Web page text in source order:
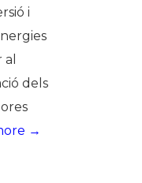
i
dels
→